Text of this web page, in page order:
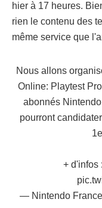
hier à 17 heures.
rien le contenu des
même service que
Nous allons
Online: Playtest
abonnés
pourront
+ d'infos :
— Nintendo